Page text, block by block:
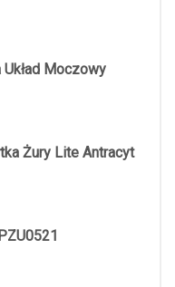
Układ Moczowy
Żury Lite Antracyt